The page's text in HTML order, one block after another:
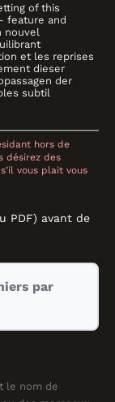
of this
feature and
nouvel
et les reprises
dieser
der
subtil
hors de
désirez des
vous plait vous
PDF) avant de
par
le nom de